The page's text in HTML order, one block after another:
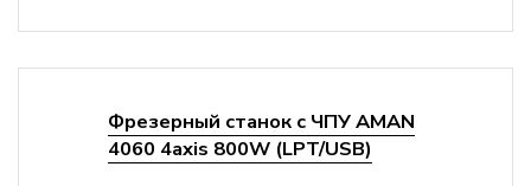
Фрезерный станок с ЧПУ AMAN
4060 4axis 800W (LPT/USB)